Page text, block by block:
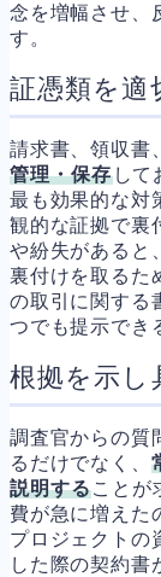
念を増幅させ、
す。
証憑類を適
請求書、領収書
管理・保存して
最も効果的な対
観的な証拠で裏
や紛失があると
裏付けを取るた
の取引に関する
つでも提示でき
根拠を示し
調査官からの質
るだけでなく、
説明することが
費が急に増えた
プロジェクトの
した際の契約書